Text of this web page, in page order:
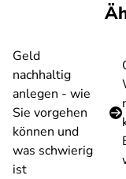
Geld
nachhaltig
anlegen - wie
Sie vorgehen
können und
was schwierig
ist